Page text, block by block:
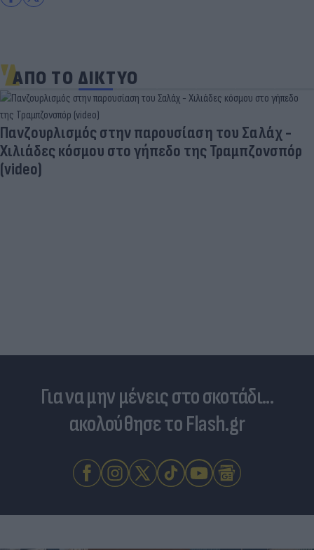
ΑΠΟ ΤΟ ΔΙΚΤΥΟ
Για να μην μένεις στο σκοτάδι...
ακολούθησε το Flash.gr